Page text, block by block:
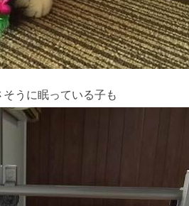
うに眠っている子も